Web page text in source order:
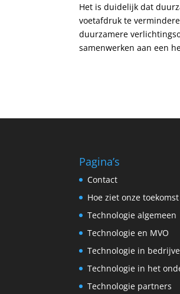
Het is duidelijk dat
voetafdruk te
duurzamere
samenwerken aan een
Pagina’s
Contact
Hoe ziet onze
Technologie algemeen
Technologie en MVO
Technologie in
Technologie in het
Technologie partners